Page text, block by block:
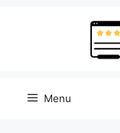
Menu